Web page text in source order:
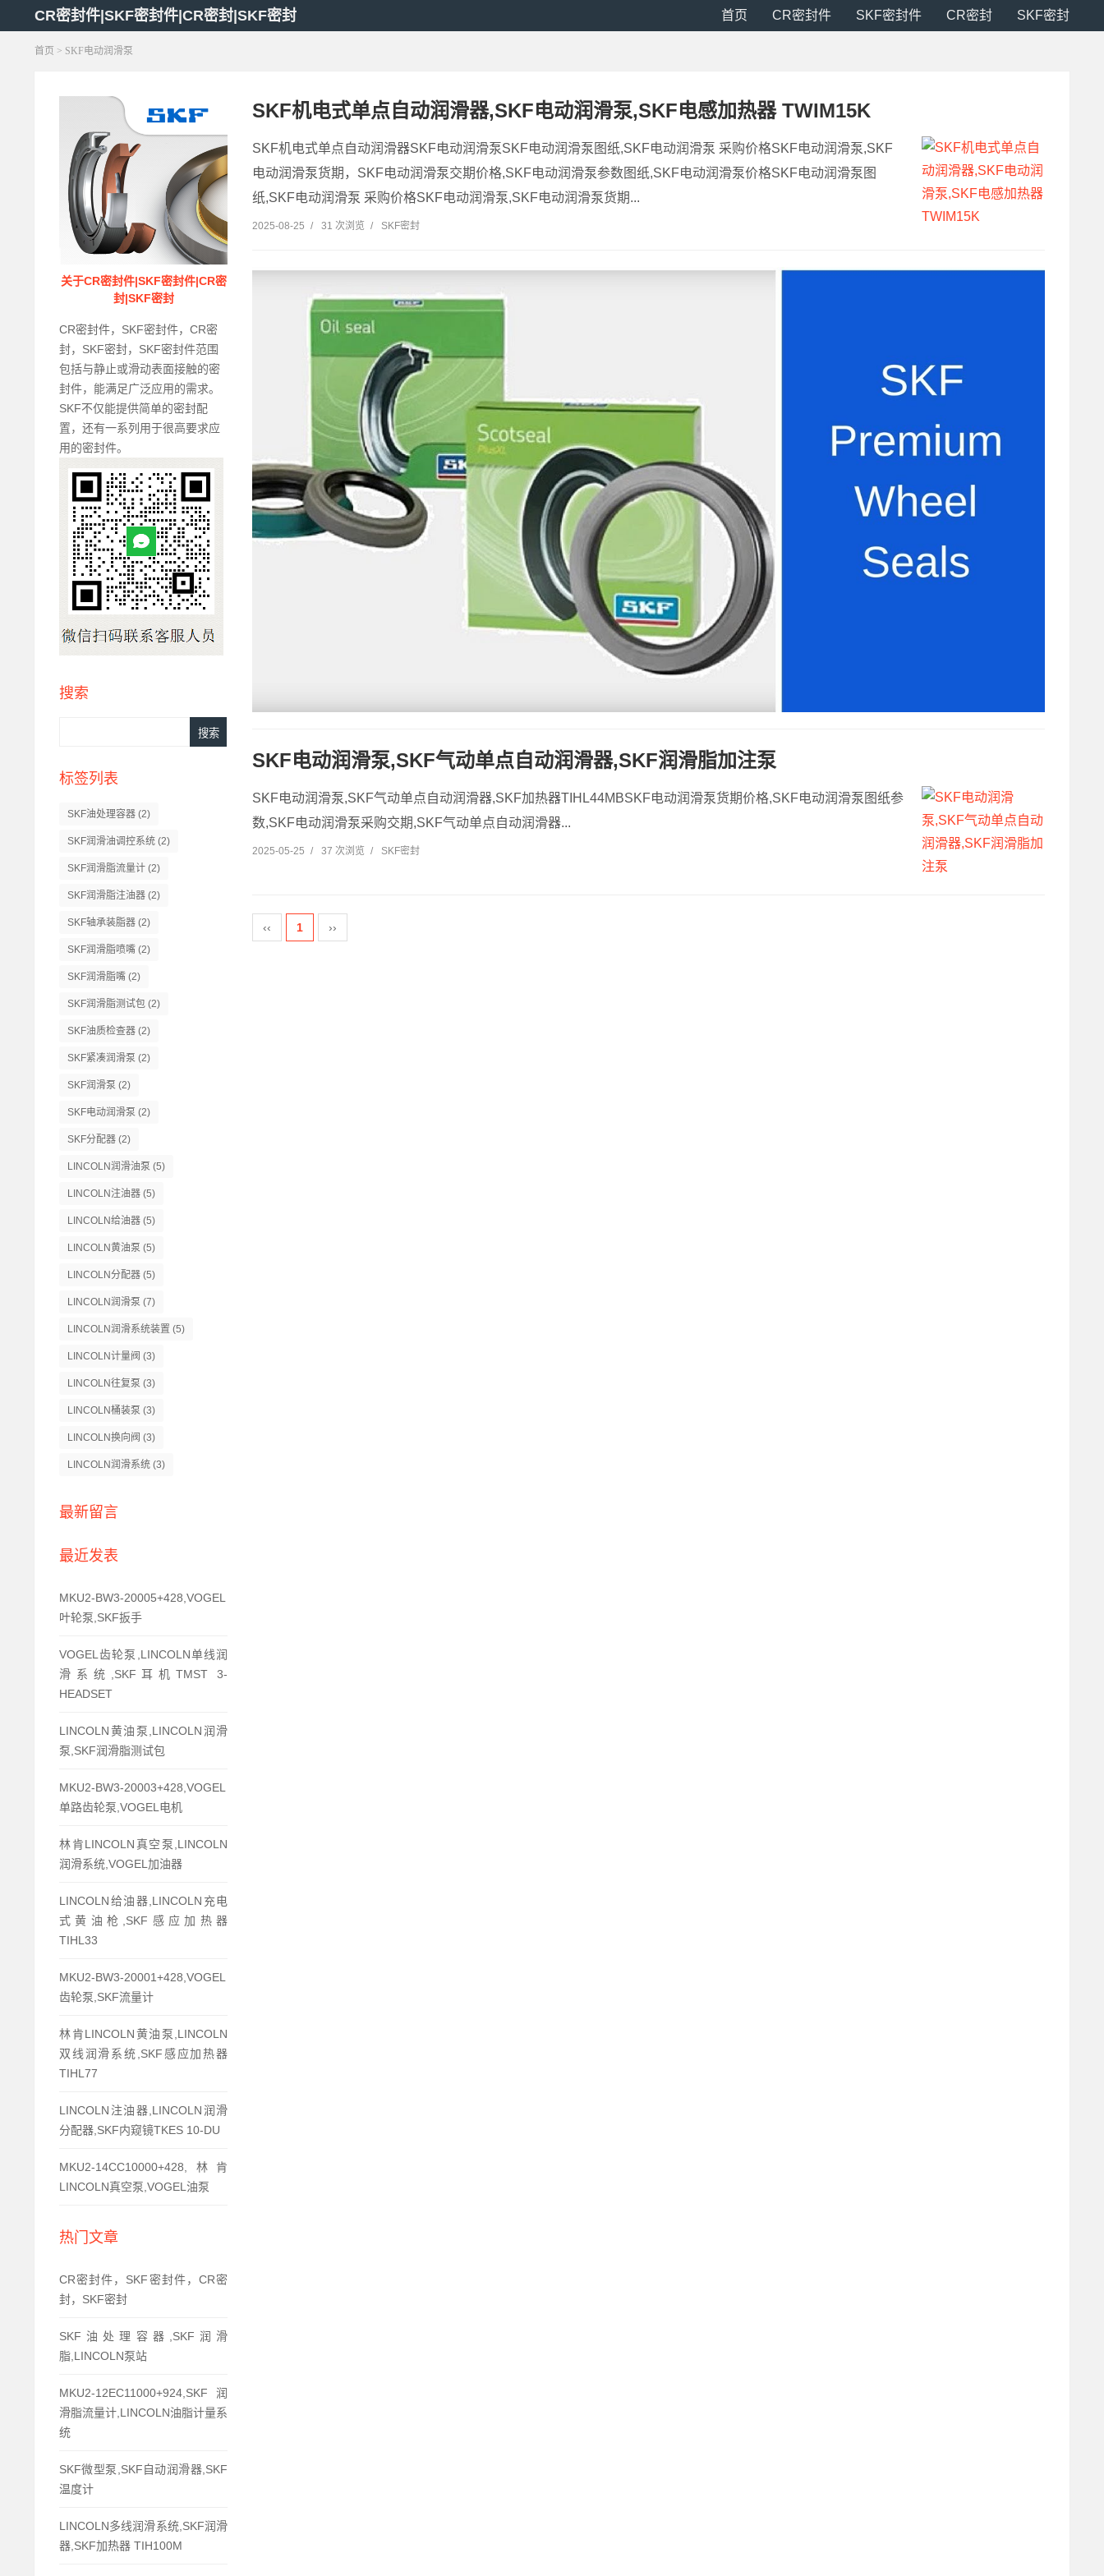
CR密封件|SKF密封件|CR密封|SKF密封 首页 CR密封件 SKF密封件 CR密封 SKF密封
首页 > SKF电动润滑泵
关于CR密封件|SKF密封件|CR密
封|SKF密封
CR密封件，SKF密封件，CR密
封，SKF密封，SKF密封件范围
包括与静止或滑动表面接触的密
封件，能满足广泛应用的需求。
SKF不仅能提供简单的密封配
置，还有一系列用于很高要求应
用的密封件。
搜索
标签列表
SKF油处理容器 (2)
SKF润滑油调控系统 (2)
SKF润滑脂流量计 (2)
SKF润滑脂注油器 (2)
SKF轴承装脂器 (2)
SKF润滑脂喷嘴 (2)
SKF润滑脂嘴 (2)
SKF润滑脂测试包 (2)
SKF油质检查器 (2)
SKF紧凑润滑泵 (2)
SKF润滑泵 (2)
SKF电动润滑泵 (2)
SKF分配器 (2)
LINCOLN润滑油泵 (5)
LINCOLN注油器 (5)
LINCOLN给油器 (5)
LINCOLN黄油泵 (5)
LINCOLN分配器 (5)
LINCOLN润滑泵 (7)
LINCOLN润滑系统装置 (5)
LINCOLN计量阀 (3)
LINCOLN往复泵 (3)
LINCOLN桶装泵 (3)
LINCOLN换向阀 (3)
LINCOLN润滑系统 (3)
最新留言
最近发表
MKU2-BW3-20005+428,VOGEL
叶轮泵,SKF扳手
VOGEL齿轮泵,LINCOLN单线润
滑系统,SKF耳机TMST 3-
HEADSET
LINCOLN黄油泵,LINCOLN润滑
泵,SKF润滑脂测试包
MKU2-BW3-20003+428,VOGEL
单路齿轮泵,VOGEL电机
林肯LINCOLN真空泵,LINCOLN
润滑系统,VOGEL加油器
LINCOLN给油器,LINCOLN充电
式黄油枪,SKF感应加热器
TIHL33
MKU2-BW3-20001+428,VOGEL
齿轮泵,SKF流量计
林肯LINCOLN黄油泵,LINCOLN
双线润滑系统,SKF感应加热器
TIHL77
LINCOLN注油器,LINCOLN润滑
分配器,SKF内窥镜TKES 10-DU
MKU2-14CC10000+428,林肯
LINCOLN真空泵,VOGEL油泵
热门文章
CR密封件，SKF密封件，CR密
封，SKF密封
SKF油处理容器,SKF润滑
脂,LINCOLN泵站
MKU2-12EC11000+924,SKF润
滑脂流量计,LINCOLN油脂计量系
统
SKF微型泵,SKF自动润滑器,SKF
温度计
LINCOLN多线润滑系统,SKF润滑
器,SKF加热器 TIH100M
SKF机电式单点自动润滑器,SKF电动润滑泵,SKF电感加热器 TWIM15K
SKF机电式单点自动润滑器SKF电动润滑泵SKF电动润滑泵图纸,SKF电动润滑泵 采购价格SKF电动润滑泵,SKF
电动润滑泵货期，SKF电动润滑泵交期价格,SKF电动润滑泵参数图纸,SKF电动润滑泵价格SKF电动润滑泵图
纸,SKF电动润滑泵 采购价格SKF电动润滑泵,SKF电动润滑泵货期...
2025-08-25 / 31 次浏览 / SKF密封
SKF电动润滑泵,SKF气动单点自动润滑器,SKF润滑脂加注泵
SKF电动润滑泵,SKF气动单点自动润滑器,SKF加热器TIHL44MBSKF电动润滑泵货期价格,SKF电动润滑泵图纸参
数,SKF电动润滑泵采购交期,SKF气动单点自动润滑器...
2025-05-25 / 37 次浏览 / SKF密封
‹‹ 1 ››